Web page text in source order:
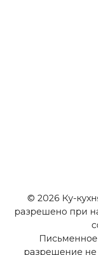
© 2026 Ку-
разрешено при
разрешение не